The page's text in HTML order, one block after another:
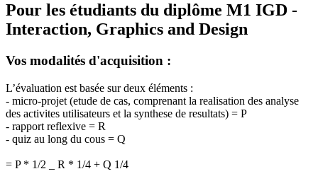
Pour les étudiants du diplôme M1 IGD -
Interaction, Graphics and Design
Vos modalités d'acquisition :
L’évaluation est basée sur deux éléments :
- micro-projet (etude de cas, comprenant la realisation des analyse
des activites utilisateurs et la synthese de resultats) = P
- rapport reflexive = R
- quiz au long du cous = Q
= P * 1/2 _ R * 1/4 + Q 1/4